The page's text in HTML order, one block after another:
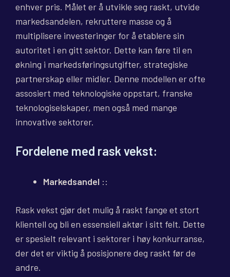
enhver pris. Målet er å utvikle seg raskt, utvide
markedsandelen, rekruttere masse og å
multiplisere investeringer for å etablere sin
autoritet i en gitt sektor. Dette kan føre til en
økning i markedsføringsutgifter, strategiske
partnerskap eller midler. Denne modellen er ofte
assosiert med teknologiske oppstart, franske
teknologiselskaper, men også med mange
innovative sektorer.
Fordelene med rask vekst:
Markedsandel ::
Rask vekst gjør det mulig å raskt fange et stort
klientell og bli en essensiell aktør i sitt felt. Dette
er spesielt relevant i sektorer i høy konkurranse,
der det er viktig å posisjonere deg raskt før de
andre.